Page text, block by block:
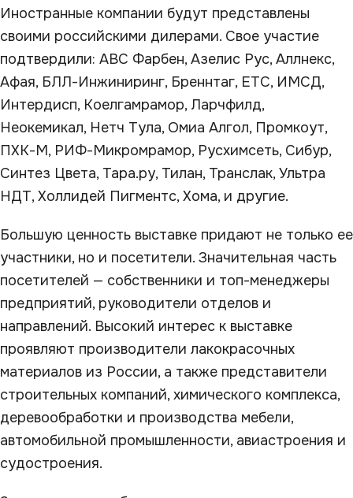
Иностранные компании будут представлены
своими российскими дилерами. Свое участие
подтвердили: АВС Фарбен, Азелис Рус, Аллнекс,
Афая, БЛЛ-Инжиниринг, Бреннтаг, ЕТС, ИМСД,
Интердисп, Коелгамрамор, Ларчфилд,
Неокемикал, Нетч Тула, Омиа Алгол, Промкоут,
ПХК-М, РИФ-Микромрамор, Русхимсеть, Сибур,
Синтез Цвета, Тара.ру, Тилан, Транслак, Ультра
НДТ, Холлидей Пигментс, Хома, и другие.
Большую ценность выставке придают не только ее
участники, но и посетители. Значительная часть
посетителей — собственники и топ-менеджеры
предприятий, руководители отделов и
направлений. Высокий интерес к выставке
проявляют производители лакокрасочных
материалов из России, а также представители
строительных компаний, химического комплекса,
деревообработки и производства мебели,
автомобильной промышленности, авиастроения и
судостроения.